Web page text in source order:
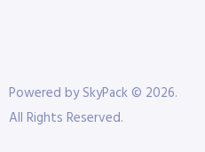
Powered by SkyPack © 2026.
All Rights Reserved.